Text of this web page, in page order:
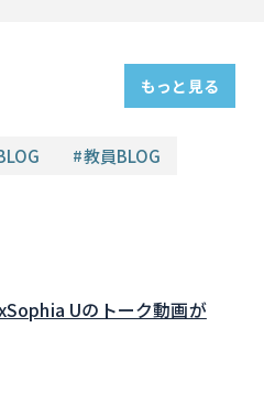
もっと見る
#教員BLOG
Uのトーク動画が